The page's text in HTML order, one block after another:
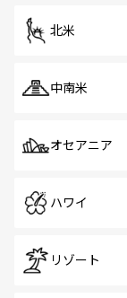
北米
中南米
オセアニア
ハワイ
リゾート